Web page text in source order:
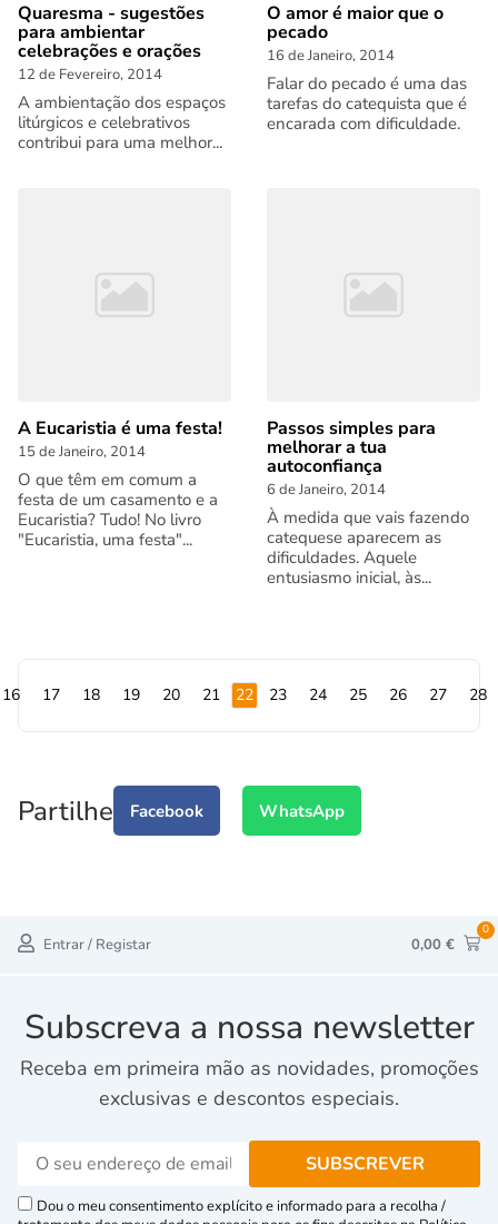
Quaresma - sugestões
para ambientar
celebrações e orações
12 de Fevereiro, 2014
A ambientação dos espaços
litúrgicos e celebrativos
contribui para uma melhor...
O amor é maior que o
pecado
16 de Janeiro, 2014
Falar do pecado é uma das
tarefas do catequista que é
encarada com dificuldade.
A Eucaristia é uma festa!
15 de Janeiro, 2014
O que têm em comum a
festa de um casamento e a
Eucaristia? Tudo! No livro
"Eucaristia, uma festa"...
Passos simples para
melhorar a tua
autoconfiança
6 de Janeiro, 2014
À medida que vais fazendo
catequese aparecem as
dificuldades. Aquele
entusiasmo inicial, às...
16 17 18 19 20 21 22 23 24 25 26 27 28
Partilhe Facebook WhatsApp
Entrar / Registar 0,00 €
0
Subscreva a nossa newsletter
Receba em primeira mão as novidades, promoções
exclusivas e descontos especiais.
Dou o meu consentimento explícito e informado para a recolha /